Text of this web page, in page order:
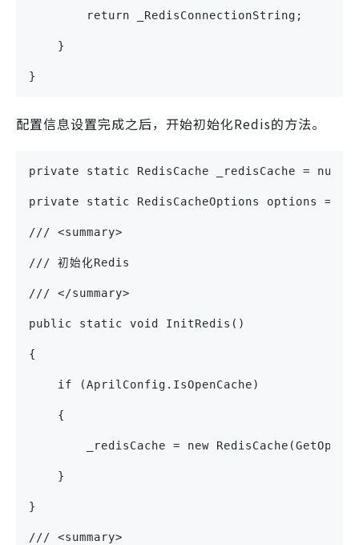
        return _RedisConnectionString;
    }
}
配置信息设置完成之后，开始初始化Redis的方法。
private static RedisCache _redisCache = null;
private static RedisCacheOptions options =
/// <summary>
/// 初始化Redis
/// </summary>
public static void InitRedis()
{
    if (AprilConfig.IsOpenCache)
    {
_redisCache = new
    }
}
/// <summary>